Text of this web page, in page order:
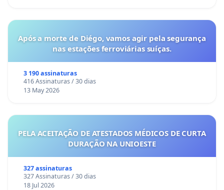
Após a morte de Diégo, vamos agir pela segurança
nas estações ferroviárias suíças.
3 190 assinaturas
416 Assinaturas / 30 dias
13 May 2026
PELA ACEITAÇÃO DE ATESTADOS MÉDICOS DE CURTA
DURAÇÃO NA UNIOESTE
327 assinaturas
327 Assinaturas / 30 dias
18 Jul 2026